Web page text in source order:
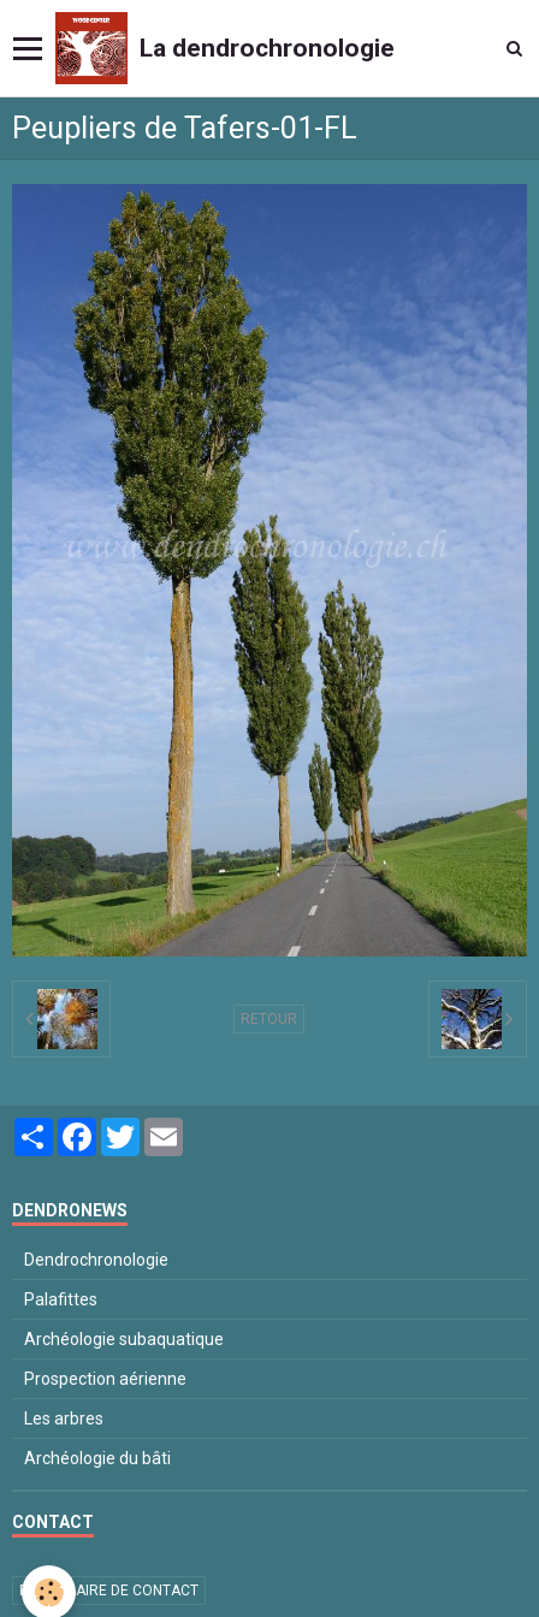
La dendrochronologie
Peupliers de Tafers-01-FL
RETOUR
PartagerFacebookTwitter
DENDRONEWS
Dendrochronologie
Palafittes
Archéologie subaquatique
Prospection aérienne
Les arbres
Archéologie du bâti
CONTACT
FORMULAIRE DE CONTACT